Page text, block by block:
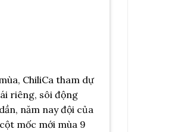
ChiliCa tham dự
riêng, sôi động
năm nay đội của
mốc mới mùa 9